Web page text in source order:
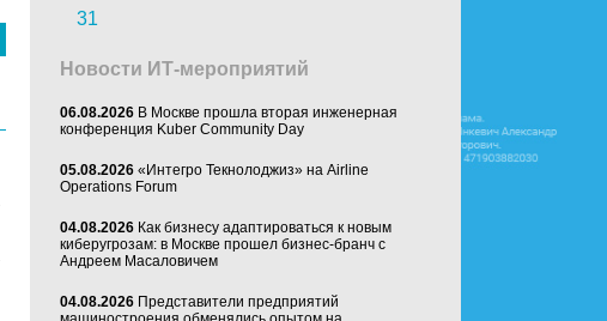
31
Новости ИТ-мероприятий
06.08.2026 В Москве прошла вторая инженерная
конференция Kuber Community Day
05.08.2026 «Интегро Текнолоджиз» на Airline
Operations Forum
04.08.2026 Как бизнесу адаптироваться к новым
киберугрозам: в Москве прошел бизнес-бранч с
Андреем Масаловичем
04.08.2026 Представители предприятий